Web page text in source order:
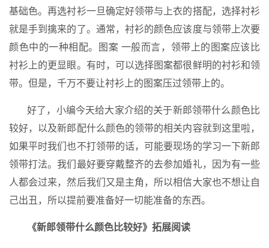
基础色。再选衬衫一旦确定好领带与上衣的搭配，选择衬衫
就是手到擒来的了。通常，衬衫的颜色应该度与领带上次要
颜色中的一种相配。图案 一般而言，领带上的图案应该比
衬衫上的更显眼。有时，可以选择图案都很鲜明的衬衫和领
带。但是，千万不要让衬衫上的图案压过领带上的。
好了，小编今天给大家介绍的关于新郎领带什么颜色比
较好，以及新郎配什么颜色的领带的相关内容就到这里啦，
如果平时我们也不打领带的话，可能要现场的学习一下新郎
领带打法。我们最好要穿戴整齐的去参加婚礼，因为有一些
人都会过来，然后我们又是主角，所以相信大家也不想让自
己出丑，所以提前要准备好一切能准备的东西。
《新郎领带什么颜色比较好》拓展阅读